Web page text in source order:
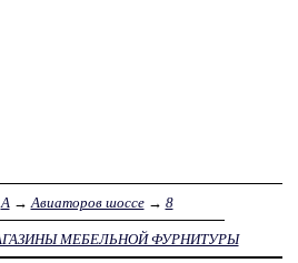
А → Авиаторов шоссе→ 8
МЕБЕЛЬНОЙ ФУРНИТУРЫ